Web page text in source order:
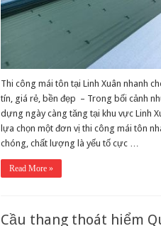
Thi công mái tôn tại Linh Xuân nhanh
tín, giá rẻ, bền đẹp – Trong bối cảnh
dựng ngày càng tăng tại khu vực Linh
lựa chọn một đơn vị thi công mái tôn
chóng, chất lượng là yếu tố cực …
Read More »
Cầu thang thoát hiểm